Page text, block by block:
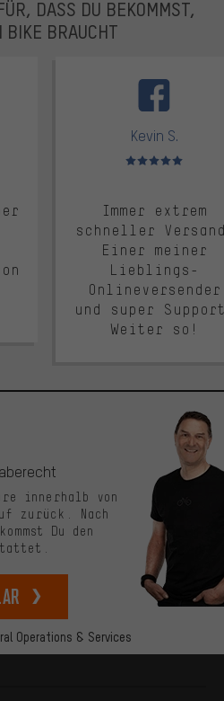
DASS DU BEKOMMST,
BIKE BRAUCHT
Kevin S.
Bewertungen: 5 von 5
Immer extrem
schneller
Einer meiner
Lieblings-
Onlineversender
und super
Weiter so!
Operations & Services
innerhalb von
zurück. Nach
Du den